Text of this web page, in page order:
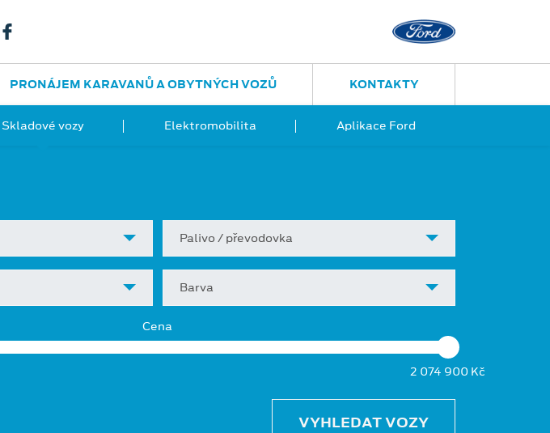
Skladové vozy Elektromobilita Aplikace Ford
PRONÁJEM KARAVANŮ A OBYTNÝCH VOZŮ KONTAKTY
Palivo / převodovka
Barva
Cena
2 074 900 Kč
VYHLEDAT VOZY